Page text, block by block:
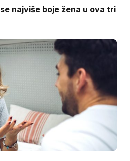
najviše boje žena u ova tri